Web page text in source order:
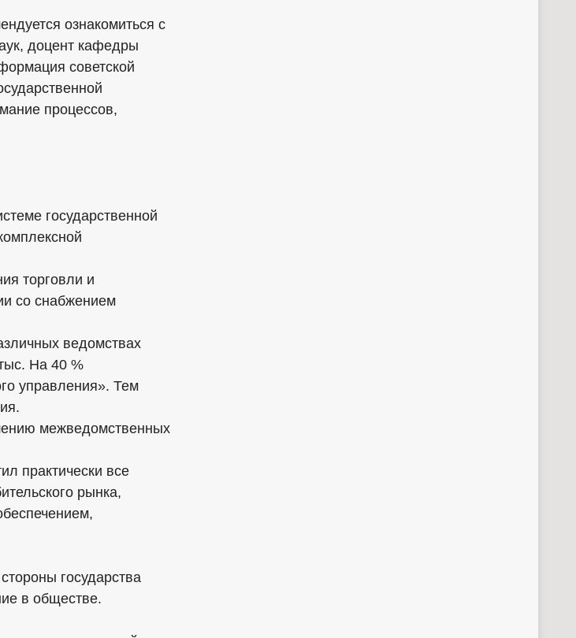
ознакомиться с
доцент кафедры
советской
процессов,
государственной
торговли и
со снабжением
ведомствах
На 40 %
управления». Тем
межведомственных
практически все
рынка,
государства
в обществе.